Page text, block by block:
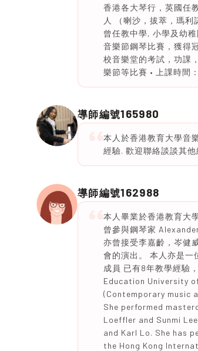
香港各大琴行，英國任
人 （喇沙，拔萃，瑪
曾任教中學, 小學及幼
音樂節鋼琴比賽，獲得
校音樂堂的考試，功課
樂節等比賽 • 上課時間
導師編號165980
本人於香港教育大學音
經驗. 歡迎聯絡談談其他
導師編號162988
本人畢業於香港教育大
曾參與鋼琴家
亦曾接受李嘉齡，岑健
會的演出。 本人亦是一
成員 已有8年教學經驗
Education University
(Contemporary music
She performed
Loeffler and Sunmi
and Karl Lo. She has
the Hong Kong